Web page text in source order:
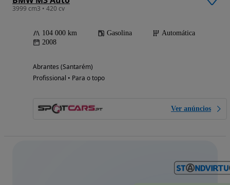
3999 cm3 • 420 cv
104 000 km Gasolina
Automática
2008
Abrantes (Santarém)
Profissional • Para o topo
Ver anúncios